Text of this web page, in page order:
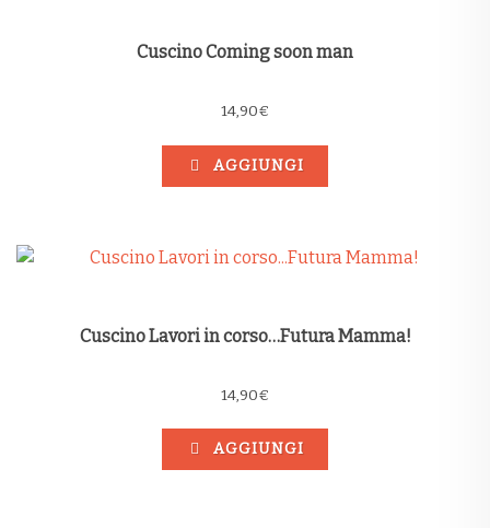
Cuscino Coming soon man
14,90€
AGGIUNGI
Cuscino Lavori in corso…Futura Mamma!
14,90€
AGGIUNGI